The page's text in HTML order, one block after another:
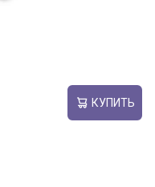
КУПИТЬ